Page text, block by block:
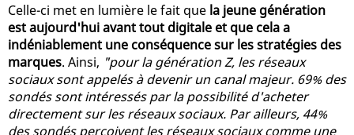
Celle-ci met en lumière le fait que la jeune génération
est aujourd'hui avant tout digitale et que cela a
indéniablement une conséquence sur les stratégies des
marques. Ainsi, "pour la génération Z, les réseaux
sociaux sont appelés à devenir un canal majeur. 69% des
sondés sont intéressés par la possibilité d'acheter
directement sur les réseaux sociaux. Par ailleurs, 44%
des sondés perçoivent les réseaux sociaux comme une